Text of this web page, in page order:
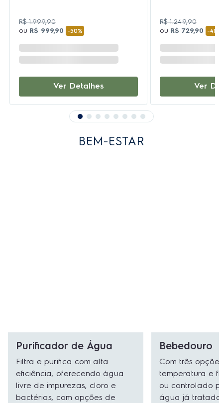
R$ 1.999,90
ou R$ 999,90 -50%
Ver Detalhes
R$ 1.249,90
ou R$ 729,90 -41%
Ver
BEM-ESTAR
Purificador de Água
Filtra e purifica com alta
eficiência, oferecendo água
livre de impurezas, cloro e
bactérias, com opções de
Bebedouro
Com três
temperatura e
ou controlado
água já tratada